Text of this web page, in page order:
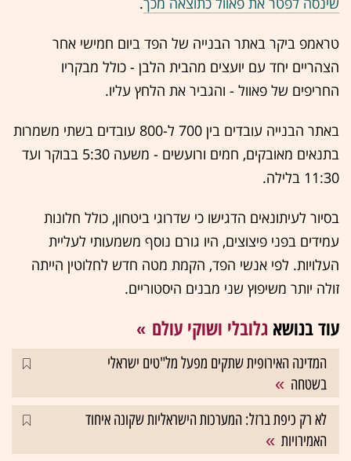
טראמפ ביקר באתר הבנייה של הפד ביום חמישי אחר
הצהריים יחד עם יועצים מהבית הלבן - כולל מבקריו
החריפים של פאוול - והגביר את הלחץ עליו.
באתר הבנייה עובדים בין 700 ל-800 עובדים בשתי משמרות
בתנאים מאובקים, חמים ורועשים - משעה 5:30 בבוקר ועד
11:30 בלילה.
בסיור לעיתונאים הדגישו כי שדרוגי ביטחון, כולל חלונות
עמידים בפני פיצוצים, היו גורם נוסף משמעותי לעליית
העלויות. לפי אנשי הפד, הקמת מטה חדש לחלוטין הייתה
זולה יותר משיפוץ שני מבנים היסטוריים.
עוד בנושא גלובלי ושוקי עולם
המדינה האירופית שתקים מפעל מל"טים ישראלי
בשטחה
לא רק כיפת ברזל: המערכות הישראליות שקונה איחוד
האמירויות